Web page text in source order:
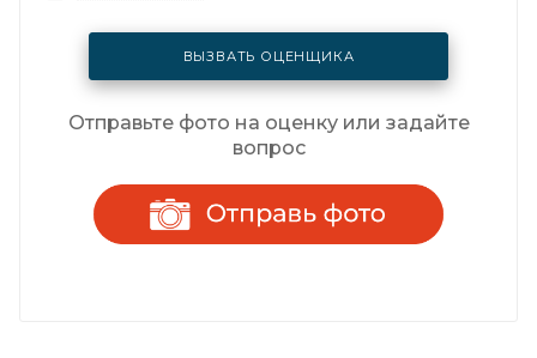
ВЫЗВАТЬ ОЦЕНЩИКА
Отправьте фото на оценку или задайте
вопрос